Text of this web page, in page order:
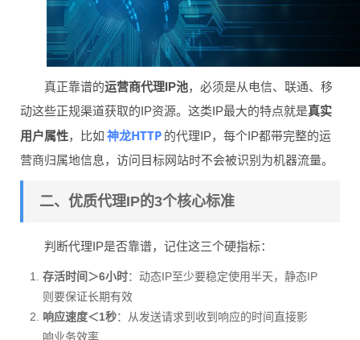
真正靠谱的运营商代理IP池，必须是从电信、联通、移
动这些正规渠道获取的IP资源。这类IP最大的特点就是真实
用户属性，比如 神龙HTTP 的代理IP，每个IP都带完整的运
营商归属地信息，访问目标网站时不会被识别为机器流量。
二、优质代理IP的3个核心标准
判断代理IP是否靠谱，记住这三个硬指标：
存活时间＞6小时：动态IP至少要稳定使用半天，静态IP
则要保证长期有效
响应速度＜1秒：从发送请求到收到响应的时间直接影
响业务效率